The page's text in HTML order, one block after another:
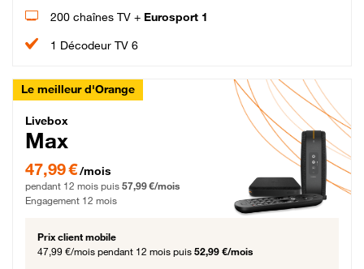
200 chaînes TV + Eurosport 1
1 Décodeur TV 6
Le meilleur d'Orange
Livebox Max Fibre
Livebox
Max
47,99 € par mois pendant 12 mois puis 57,99 € par mois, Engagement 12 mois
47,99 €/mois
pendant 12 mois puis 57,99 €/mois
Engagement 12 mois
Prix client mobile
47,99 €/mois pendant 12 mois puis 52,99 €/mois